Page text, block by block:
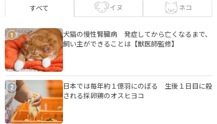
すべて イヌ ネコ
1
犬猫の慢性腎臓病 発症してから亡くなるまで、
飼い主ができることは【獣医師監修】
2
日本では毎年約１億羽にのぼる 生後１日目に殺
される採卵鶏のオスヒヨコ